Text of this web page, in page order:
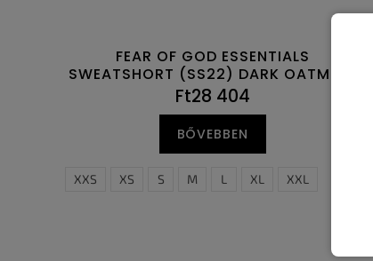
FEAR OF GOD ESSENTIALS
SWEATSHORT (SS22) DARK OATMEAL
Ft28 404
BŐVEBBEN
XXS XS S M L XL XXL